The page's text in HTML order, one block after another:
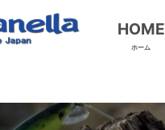
HOME
ホーム